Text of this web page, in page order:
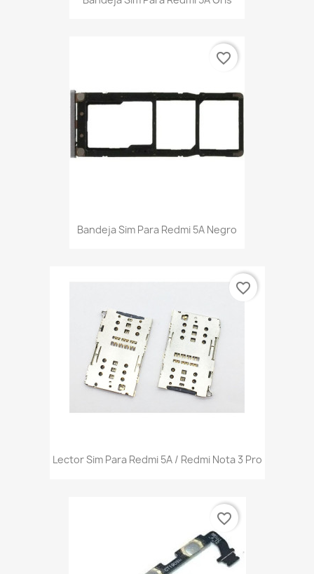
Bandeja Sim Para Redmi 5A Negro
favorite_border
Lector Sim Para Redmi 5A / Redmi Nota 3 Pro
favorite_border
favorite_border